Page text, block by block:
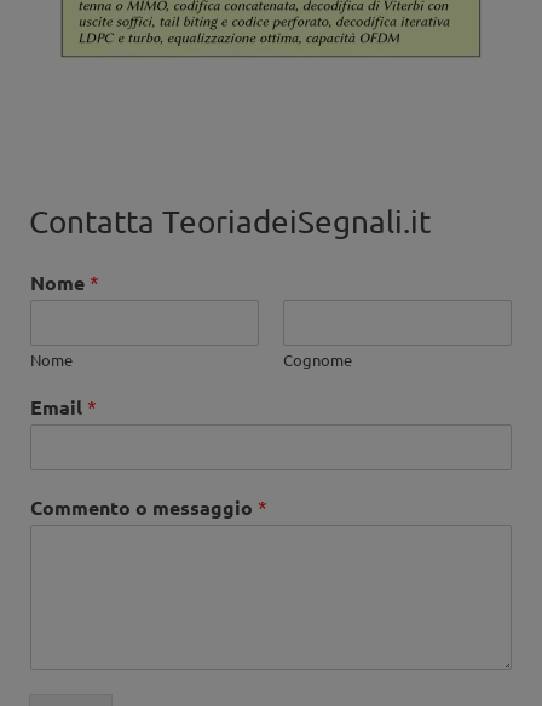
Contatta TeoriadeiSegnali.it
Nome *
Nome Cognome
Email *
Commento o messaggio *